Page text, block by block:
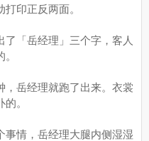
印正反两面。
「岳经理」三个字，客人
岳经理就跑了出来。衣裳
。
情，岳经理大腿内侧湿湿